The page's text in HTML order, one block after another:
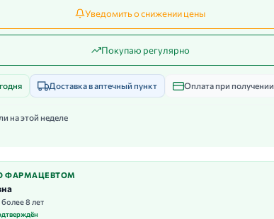
Уведомить о снижении цены
Покупаю регулярно
Доставка в аптечный пункт Оплата при получении
на этой неделе
ФАРМАЦЕВТОМ
более 8 лет